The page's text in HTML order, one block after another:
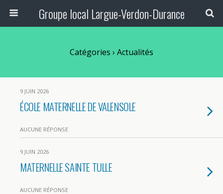
Groupe local Largue-Verdon-Durance
Catégories › Actualités
9 JUIN 2026
ÉCOLE MATERNELLE DE VALENSOLE
AUCUNE RÉPONSE
9 JUIN 2026
MATERNELLE SAINTE TULLE
AUCUNE RÉPONSE